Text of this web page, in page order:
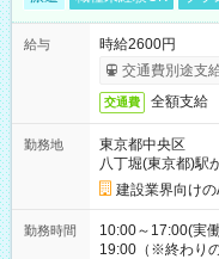
給与
時給2600円
交通費別途支
交通費 全額支給
勤務地
東京都中央区
八丁堀(東京都)駅
建設業界向け
勤務時間
10:00～17:00(実
19:00（※終わり